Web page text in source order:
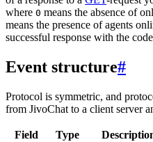
where 0 means the absence of
means the presence of agents
successful response with the code
Event structure#
Protocol is symmetric, and
from JivoChat to a client server
Field Type